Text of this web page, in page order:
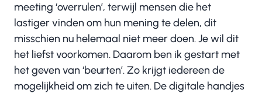
meeting ‘overrulen’, terwijl mensen die het
lastiger vinden om hun mening te delen, dit
misschien nu helemaal niet meer doen. Je wil dit
het liefst voorkomen. Daarom ben ik gestart met
het geven van ‘beurten’. Zo krijgt iedereen de
mogelijkheid om zich te uiten. De digitale handjes